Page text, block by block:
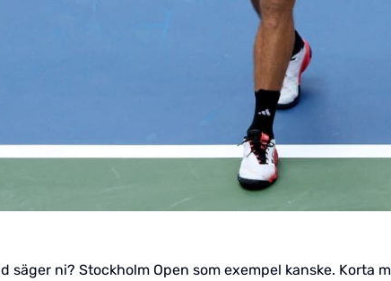
säger ni? Stockholm Open som exempel kanske.